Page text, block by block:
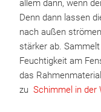
allem dann, wenn
Denn dann lassen
nach außen
stärker ab.
Feuchtigkeit am
das
zu Schimmel in der